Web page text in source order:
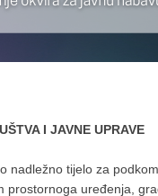
I JAVNE UPRAVE
nadležno tijelo za
uređenja,